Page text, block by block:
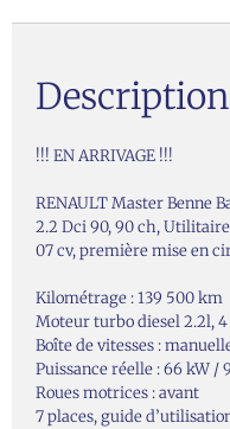
Description
!!! EN ARRIVAGE !!!
RENAULT Master Benne
2.2 Dci 90, 90 ch,
07 cv, première mise en
Kilométrage : 139 500 km
Moteur turbo diesel 2.2l,
Boîte de vitesses :
Puissance réelle : 66 kW /
Roues motrices : avant
7 places, guide